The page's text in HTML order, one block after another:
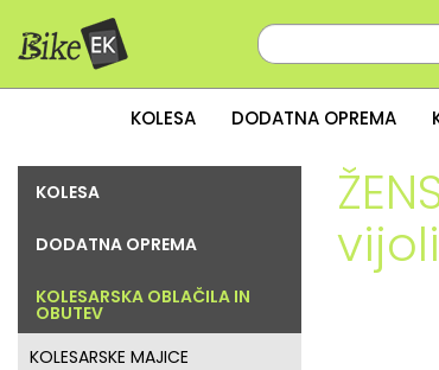
KOLESA DODATNA OPREMA
KOLESA
DODATNA OPREMA
KOLESARSKA OBLAČILA IN
OBUTEV
KOLESARSKE MAJICE